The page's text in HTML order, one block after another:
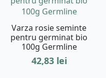
Varza rosie seminte
pentru germinat bio
100g Germline
42,83 lei